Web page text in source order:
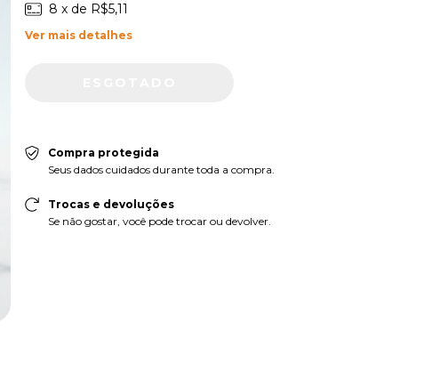
8 x de R$5,11
Ver mais detalhes
Compra protegida
Seus dados cuidados durante toda a compra.
Trocas e devoluções
Se não gostar, você pode trocar ou devolver.